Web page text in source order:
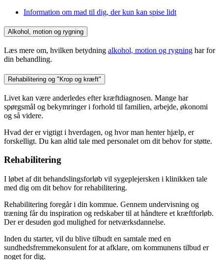
Information om mad til dig, der kun kan spise lidt
Alkohol, motion og rygning
Læs mere om, hvilken betydning alkohol, motion og rygning har for
din behandling.
Rehabilitering og "Krop og kræft"
Livet kan være anderledes efter kræftdiagnosen. Mange har
spørgsmål og bekymringer i forhold til familien, arbejde, økonomi
og så videre.
Hvad der er vigtigt i hverdagen, og hvor man henter hjælp, er
forskelligt. Du kan altid tale med personalet om dit behov for støtte.
Rehabilitering
I løbet af dit behandslingsforløb vil sygeplejersken i klinikken tale
med dig om dit behov for rehabilitering.
Rehabilitering foregår i din kommue. Gennem undervisning og
træning får du inspiration og redskaber til at håndtere et kræftforløb.
Der er desuden god mulighed for netværksdannelse.
Inden du starter, vil du blive tilbudt en samtale med en
sundhedsfremmekonsulent for at afklare, om kommunens tilbud er
noget for dig.